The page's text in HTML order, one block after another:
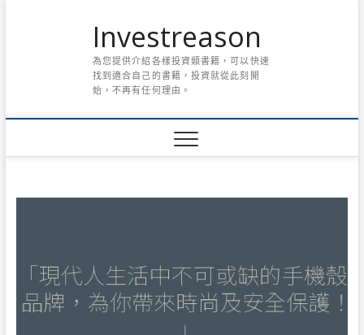
Investreason
為您提供介紹各樣投資類書籍，可以快速
找到適合自己的書籍，投資就從此刻開
始，不再有任何理由。